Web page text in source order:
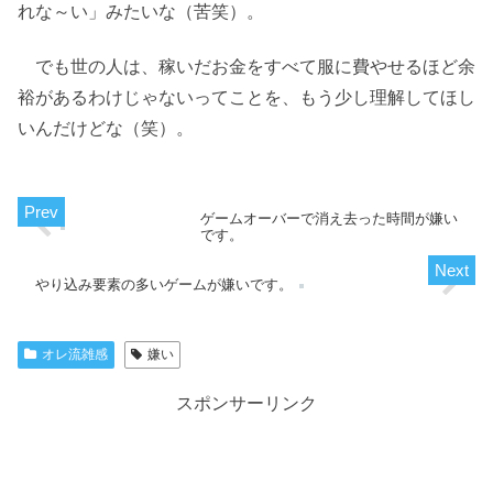
れな～い」みたいな（苦笑）。
でも世の人は、稼いだお金をすべて服に費やせるほど余
裕があるわけじゃないってことを、もう少し理解してほし
いんだけどな（笑）。
ゲームオーバーで消え去った時間が嫌い
です。
やり込み要素の多いゲームが嫌いです。
オレ流雑感 嫌い
スポンサーリンク